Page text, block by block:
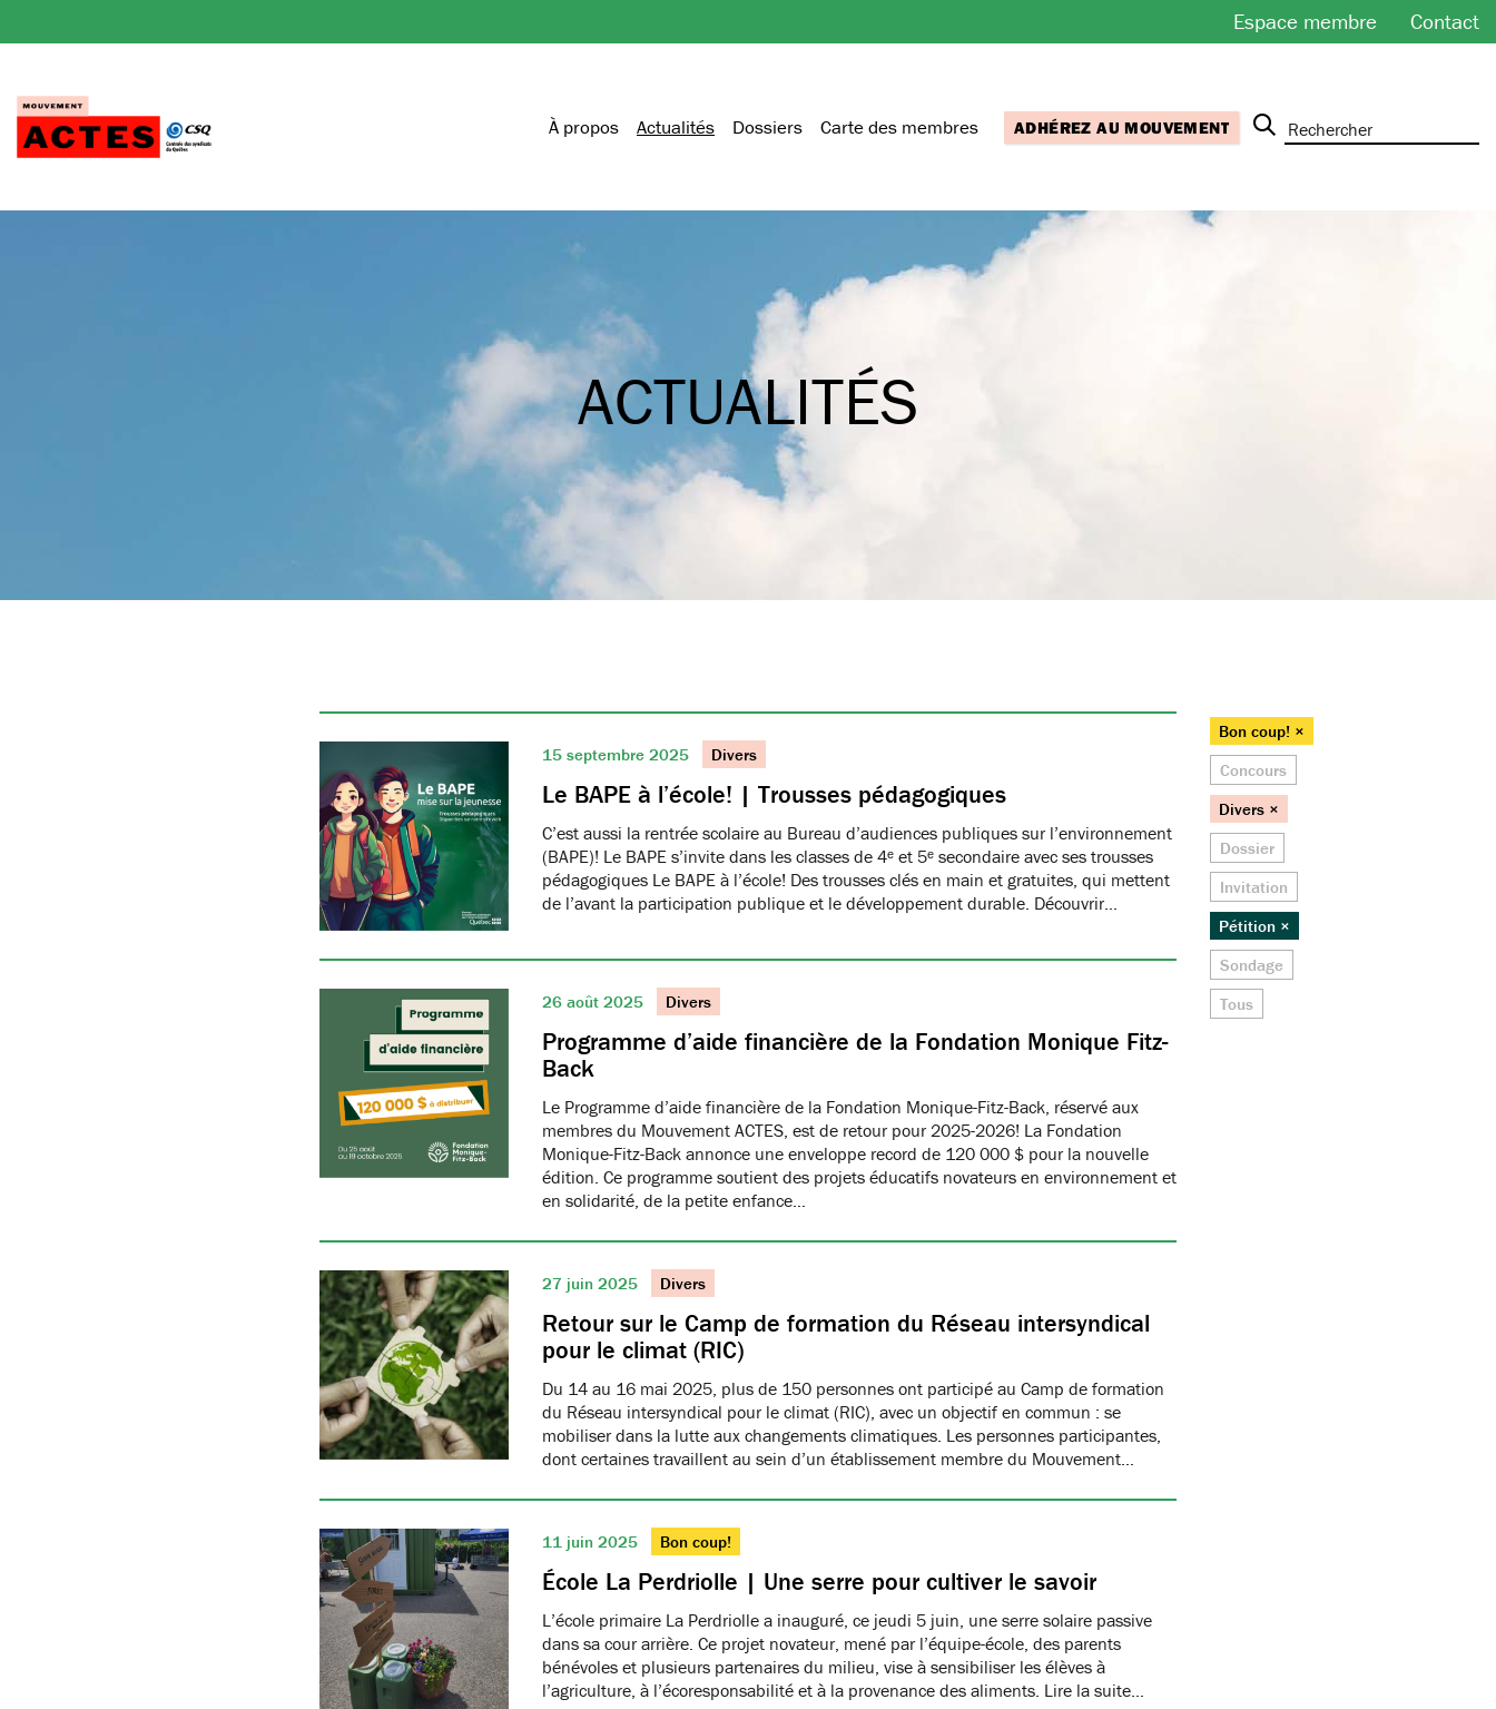
au
Espace membre Contact
À propos Actualités Dossiers Carte des membres ADHÉREZ AU MOUVEMENT
ACTUALITÉS
15 septembre 2025 Divers
Le BAPE à l’école! | Trousses pédagogiques
C’est aussi la rentrée scolaire au Bureau d’audiences publiques sur l’environnement
(BAPE)! Le BAPE s’invite dans les classes de 4ᵉ et 5ᵉ secondaire avec ses trousses
pédagogiques Le BAPE à l’école! Des trousses clés en main et gratuites, qui mettent
de l’avant la participation publique et le développement durable. Découvrir…
26 août 2025 Divers
Programme d’aide financière de la Fondation Monique Fitz-
Back
Le Programme d’aide financière de la Fondation Monique-Fitz-Back, réservé aux
membres du Mouvement ACTES, est de retour pour 2025-2026! La Fondation
Monique-Fitz-Back annonce une enveloppe record de 120 000 $ pour la nouvelle
édition. Ce programme soutient des projets éducatifs novateurs en environnement et
en solidarité, de la petite enfance…
27 juin 2025 Divers
Retour sur le Camp de formation du Réseau intersyndical
pour le climat (RIC)
Du 14 au 16 mai 2025, plus de 150 personnes ont participé au Camp de formation
du Réseau intersyndical pour le climat (RIC), avec un objectif en commun : se
mobiliser dans la lutte aux changements climatiques. Les personnes participantes,
dont certaines travaillent au sein d’un établissement membre du Mouvement…
11 juin 2025 Bon coup!
École La Perdriolle | Une serre pour cultiver le savoir
L’école primaire La Perdriolle a inauguré, ce jeudi 5 juin, une serre solaire passive
dans sa cour arrière. Ce projet novateur, mené par l’équipe-école, des parents
bénévoles et plusieurs partenaires du milieu, vise à sensibiliser les élèves à
l’agriculture, à l’écoresponsabilité et à la provenance des aliments. Lire la suite…
Bon coup! ×
Concours
Divers ×
Dossier
Invitation
Pétition ×
Sondage
Tous